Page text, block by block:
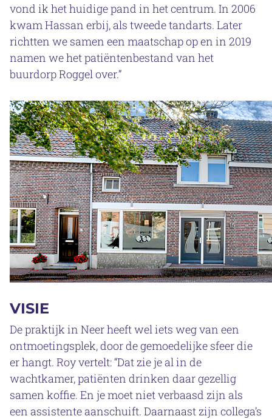
vond ik het huidige pand in het centrum. In 2006
kwam Hassan erbij, als tweede tandarts. Later
richtten we samen een maatschap op en in 2019
namen we het patiëntenbestand van het
buurdorp Roggel over.”
VISIE
De praktijk in Neer heeft wel iets weg van een
ontmoetingsplek, door de gemoedelijke sfeer die
er hangt. Roy vertelt: “Dat zie je al in de
wachtkamer, patiënten drinken daar gezellig
samen koffie. En je moet niet verbaasd zijn als
een assistente aanschuift. Daarnaast zijn collega’s